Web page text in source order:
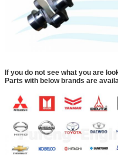
If you do not see what you are
Parts with below brands are